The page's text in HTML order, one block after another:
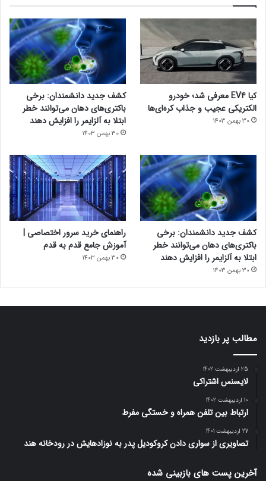
کیا EV4 معرفی شد؛ خودرو
الکتریکی عجیب و جذاب کره‌ای‌ها
30 بهمن 1403
کشف جدید دانشمندان: برخی
باکتری‌های دهان می‌توانند خطر
ابتلا به آلزایمر را افزایش دهند
30 بهمن 1403
کشف جدید دانشمندان: برخی
باکتری‌های دهان می‌توانند خطر
ابتلا به آلزایمر را افزایش دهند
30 بهمن 1403
راهنمای خرید سرور اختصاصی |
آموزش جامع قدم به قدم
30 بهمن 1403
مطالب پر بازدید
25 اردیبهشت 1402
لایسنس اشتراکی
10 اردیبهشت 1402
ارتباط بین تلفن همراه و خستگی مفرط
27 اردیبهشت 1401
تصاویری از سواری دادن کروکودیل پدر به نوزادهایش در رودخانه هند
آخرین پست های بازبینی شده